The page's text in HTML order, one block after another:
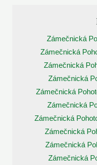
Zámečnická
Zámečnická
Zámečnická
Zámečnická
Zámečnická
Zámečnická
Zámečnická
Zámečnická
Zámečnická
Zámečnická